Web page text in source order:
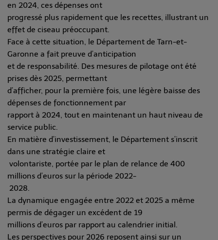
en 2024, ces dépenses ont
progressé plus rapidement que les recettes, illustrant un
effet de ciseau préoccupant.
Face à cette situation, le Département de Tarn-et-
Garonne a fait preuve d’anticipation
et de responsabilité. Des mesures de pilotage ont été
prises dès 2025, permettant
d’afficher, pour la première fois, une légère baisse des
dépenses de fonctionnement par
rapport à 2024, tout en maintenant un haut niveau de
service public.
En matière d’investissement, le Département s’inscrit
dans une stratégie claire et
volontariste, portée par le plan de relance de 400
millions d’euros sur la période 2022-
2028.
La dynamique engagée entre 2022 et 2025 a même
permis de dégager un excédent de 19
millions d’euros par rapport au calendrier initial.
Les perspectives pour 2026 reposent ainsi sur un